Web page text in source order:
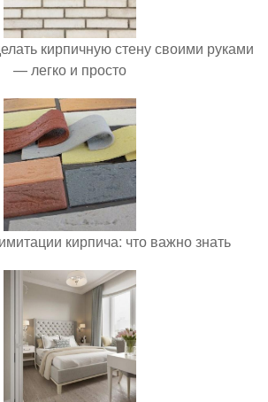
кирпичную стену своими руками
— легко и просто
кирпича: что важно знать